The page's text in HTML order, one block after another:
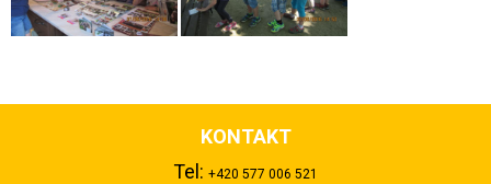
KONTAKT
Tel: +420 577 006 521